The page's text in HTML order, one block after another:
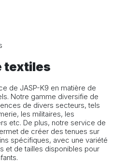
textiles
de JASP-K9 en matière de
Notre gamme diversifie de
de divers secteurs, tels
les militaires, les
etc. De plus, notre service de
de créer des tenues sur
spécifiques, avec une variété
et de tailles disponibles pour